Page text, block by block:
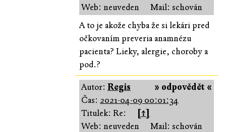
Web: neuveden
Mail: schován
A to je akože chyba že si lekári pred
očkovaním preveria anamnézu
pacienta? Lieky, alergie, choroby a
pod.?
» odpovědět «
Autor:Regis
Čas: 2021-04-09 00:01:34
Titulek: Re:
[↑]
Web: neuveden
Mail: schován